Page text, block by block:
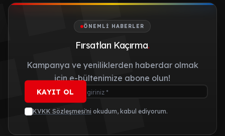
ÖNEMLI HABERLER
Fırsatları Kaçırma.
Kampanya ve yeniliklerden haberdar olmak
için e-bültenimize abone olun!
KAYIT OL
KVKK Sözleşmesi'ni okudum, kabul ediyorum.